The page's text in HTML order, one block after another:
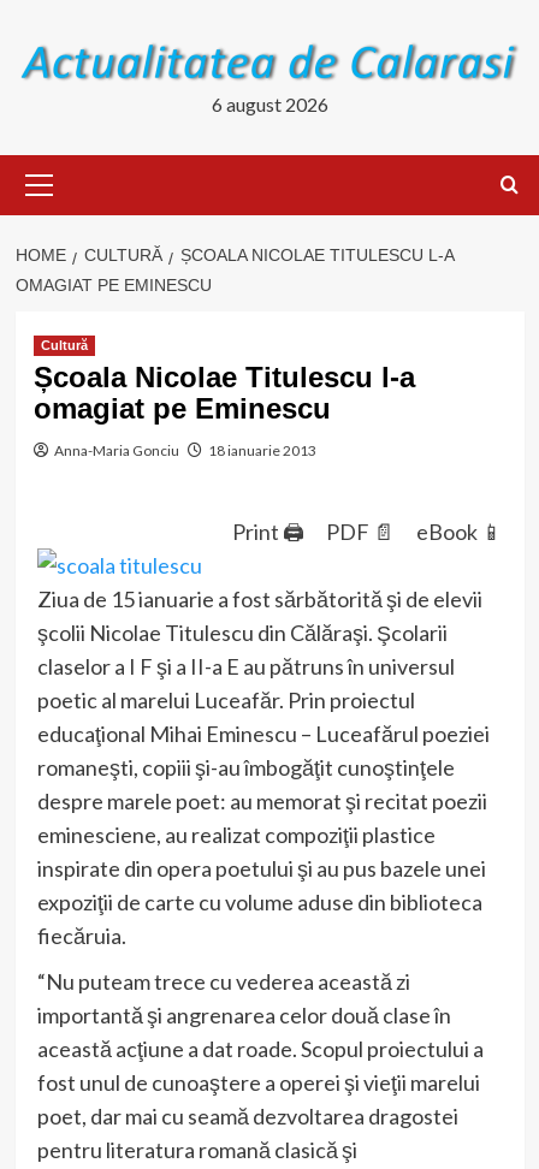
content
6 august 2026
Menu
HOME CULTURĂ
ȘCOALA NICOLAE TITULESCU L-A
OMAGIAT PE EMINESCU
Cultură
Școala Nicolae Titulescu l-a
omagiat pe Eminescu
Anna-Maria Gonciu 18 ianuarie 2013
Print 🖨 PDF 📄 eBook 📱
Ziua de 15 ianuarie a fost sărbătorită şi de elevii
şcolii Nicolae Titulescu din Călăraşi. Şcolarii
claselor a I F şi a II-a E au pătruns în universul
poetic al marelui Luceafăr. Prin proiectul
educaţional Mihai Eminescu – Luceafărul poeziei
romaneşti, copiii şi-au îmbogăţit cunoştinţele
despre marele poet: au memorat şi recitat poezii
eminesciene, au realizat compoziţii plastice
inspirate din opera poetului şi au pus bazele unei
expoziţii de carte cu volume aduse din biblioteca
fiecăruia.
“Nu puteam trece cu vederea această zi
importantă şi angrenarea celor două clase în
această acţiune a dat roade. Scopul proiectului a
fost unul de cunoaştere a operei şi vieţii marelui
poet, dar mai cu seamă dezvoltarea dragostei
pentru literatura romană clasică şi